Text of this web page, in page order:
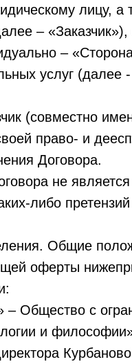
лицу, а
–
–
услуг (далее
(совместно
право- и
Договора.
не
либо
Общие
оферты
Общество с
и